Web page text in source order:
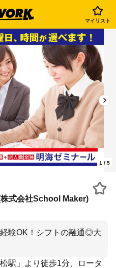
マイリスト
1 / 5
式会社School Maker)
験OK！シフトの融通◎大
駅」より徒歩1分、ロータ